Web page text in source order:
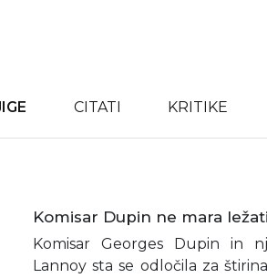
CITATI KRITIKE
Komisar Dupin ne mara
Komisar Georges Dupin in
Lannoy sta se odločila za